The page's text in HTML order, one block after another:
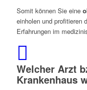
Somit können Sie eine
einholen und profitieren
Erfahrungen im
Welcher Arzt
Krankenhaus